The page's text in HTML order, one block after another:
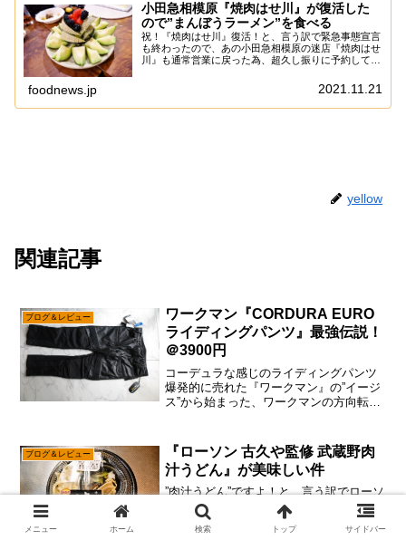
小田急相模原『焼肉はせ川』が復活した
ので”まんぼうラーメン”を食べる
祝！『焼肉はせ川』復活！と、言う訳で緊急事態宣言
も終わったので、あの小田急相模原の迷店『焼肉はせ
川』も通常営業に戻った為、超久し振りに予約して食
て解説するとスゲー長くなると思うので、詳しい事
foodnews.jp 2021.11.21
yellow
関連記事
ブログ＆レビュー
ワークマン『CORDURA EURO
ライディングパンツ』最強伝説！
＠3900円
コーデュラな感じのライディングパンツ
爆発的に売れた『ワークマン』の”イージ
ス”から始まった、ワークマンの方向転換
開発が進んでいる感じですが、あえて言
おう！「ついにライデ...
ブログ＆レビュー
『ローソン 古久や監修 武蔵野肉
汁うどん』が美味しい件
”肉汁うどん”ですよ！と、言う訳でローソ
ンの店内を徘徊していたら、なんとなく
気になる『古久や監修 武蔵野肉汁うど
ん』を発見したので買ってみた次第。個
メニュー ホーム 検索 トップ サイドバー